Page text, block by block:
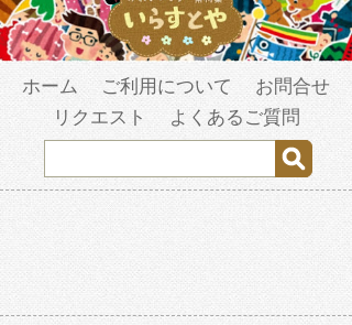
ホーム ご利用について
お問合せ
リクエスト
よくあるご質問